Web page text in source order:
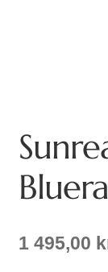
1 495,00